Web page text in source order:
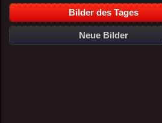
Bilder des Tages
Neue Bilder